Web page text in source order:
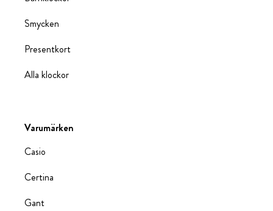
Smycken
Presentkort
Alla klockor
Varumärken
Casio
Certina
Gant